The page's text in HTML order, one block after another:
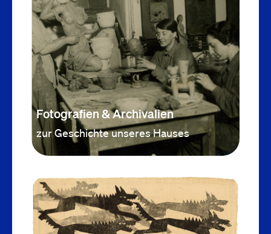
Fotografien & Archivalien
zur Geschichte unseres Hauses